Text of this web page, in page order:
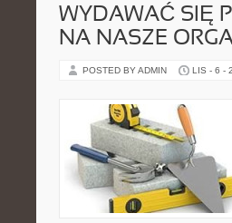
WYDAWAĆ SIĘ
NA NASZE
POSTED BY ADMIN LIS - 6 -